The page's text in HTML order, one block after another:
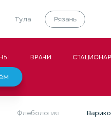
Тула Рязань
ВРАЧИ
Флебология